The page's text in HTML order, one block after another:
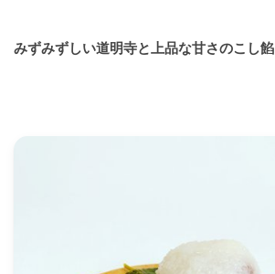
みずみずしい道明寺と上品な甘さのこし餡